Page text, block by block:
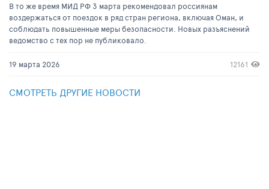
В то же время МИД РФ 3 марта рекомендовал россиянам
воздержаться от поездок в ряд стран региона, включая Оман, и
соблюдать повышенные меры безопасности. Новых разъяснений
ведомство с тех пор не публиковало.
19 марта 2026 12161
СМОТРЕТЬ ДРУГИЕ НОВОСТИ